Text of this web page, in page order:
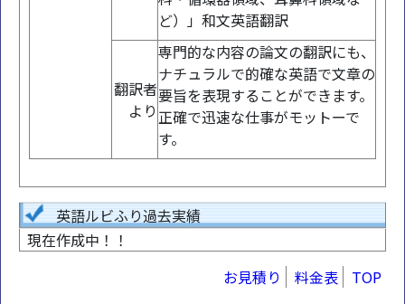
ど）」和文英語翻訳
翻訳者
より
専門的な内容の論文の翻訳にも、
ナチュラルで的確な英語で文章の
要旨を表現することができます。
正確で迅速な仕事がモットーで
す。
英語ルビふり過去実績
現在作成中！！
お見積り
料金表 TOP